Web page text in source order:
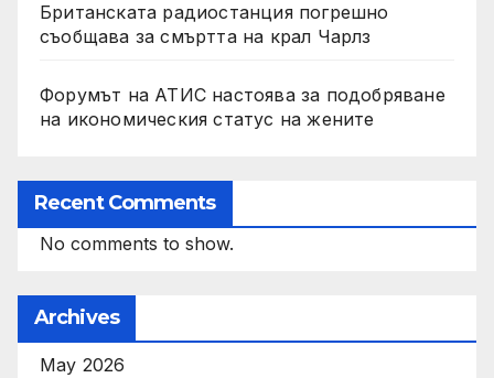
Британската радиостанция погрешно
съобщава за смъртта на крал Чарлз
Форумът на АТИС настоява за подобряване
на икономическия статус на жените
Recent Comments
No comments to show.
Archives
May 2026